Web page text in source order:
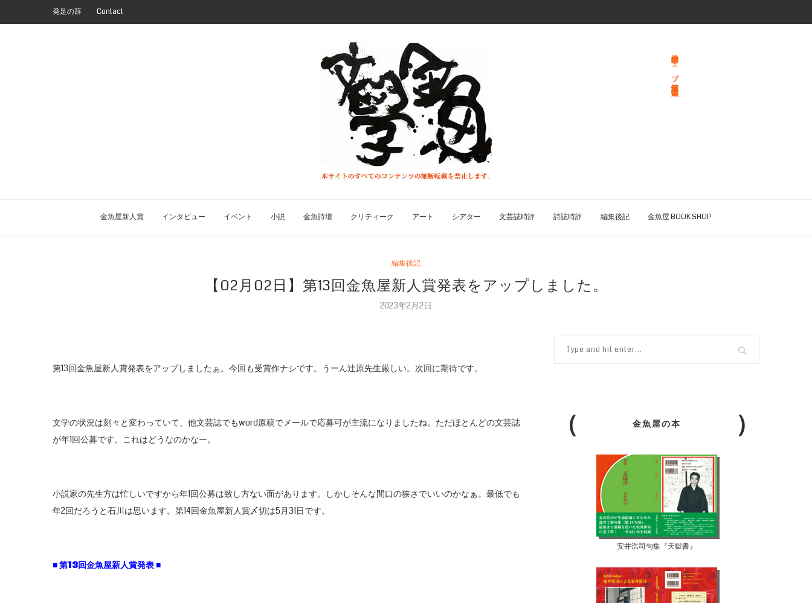
発足の辞 Contact
総合文学ウェブ情報誌 文学金魚
金魚屋新人賞 インタビュー イベント 小説 金魚詩壇 クリティーク アート シアター 文芸誌時評 詩誌時評 編集後記 金魚屋 BOOK SHOP
編集後記
【02月02日】第13回金魚屋新人賞発表をアップしました。
2023年2月2日
第13回金魚屋新人賞発表をアップしましたぁ。今回も受賞作ナシです。うーん辻原先生厳しい。次回に期待です。
文学の状況は刻々と変わっていて、他文芸誌でもword原稿でメールで応募可が主流になりましたね。ただほとんどの文芸誌
が年1回公募です。これはどうなのかなー。
小説家の先生方は忙しいですから年1回公募は致し方ない面があります。しかしそんな間口の狭さでいいのかなぁ。最低でも
年2回だろうと石川は思います。第14回金魚屋新人賞〆切は5月31日です。
■ 第13回金魚屋新人賞発表 ■
金魚屋の本
安井浩司句集『天獄書』